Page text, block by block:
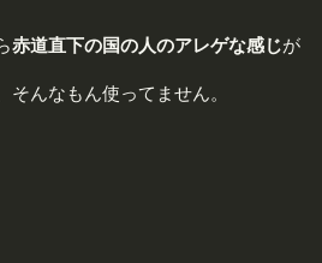
赤道直下の国の人のアレゲな感じが
んなもん使ってません。